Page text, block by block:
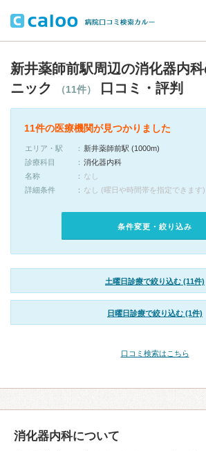
新井薬師前駅周辺の消化器内
ニック
（11件） 口コミ・評判
11件の医療機関が見つかりました
エリア・駅
新井薬師前駅 (1000m)
診療科目
消化器内科
名称
なし
詳細条件
なし (曜日や時間帯を指定できます)
条件変更・絞り込み
土曜日診療で絞り込む (11件)
日曜日診療で絞り込む (1件)
口コミ検索はこちら
消化器内科について